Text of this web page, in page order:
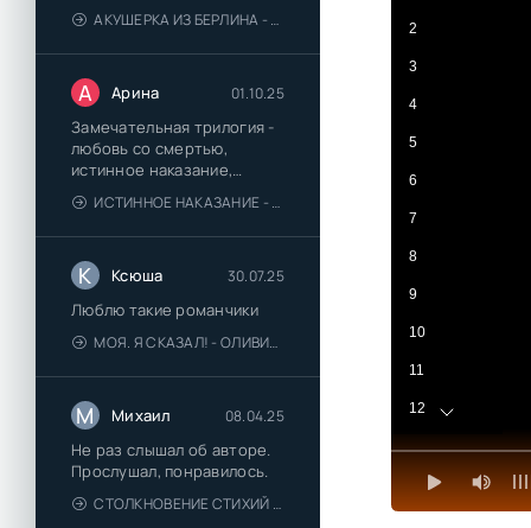
АКУШЕРКА ИЗ БЕРЛИНА - АННА СТЮАРТ
А Арина 01.10.25
Замечательная трилогия -
любовь со смертью,
истинное наказание,
любимая для монстра -
понравились
ИСТИННОЕ НАКАЗАНИЕ - ОЛЬГА ГУСЕЙНОВА
К Ксюша 30.07.25
Люблю такие романчики
МОЯ. Я СКАЗАЛ! - ОЛИВИЯ ЛЕЙК
М Михаил 08.04.25
Не раз слышал об авторе.
Прослушал, понравилось.
СТОЛКНОВЕНИЕ СТИХИЙ - ВАЛЕРИЙ ГУМИНСКИЙ
2
3
4
5
6
7
8
9
10
11
12
13